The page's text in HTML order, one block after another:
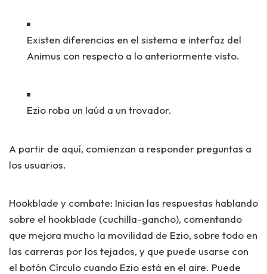
Existen diferencias en el sistema e interfaz del
Animus con respecto a lo anteriormente visto.
Ezio roba un laúd a un trovador.
A partir de aquí, comienzan a responder preguntas a
los usuarios.
Hookblade y combate: Inician las respuestas hablando
sobre el hookblade (cuchilla-gancho), comentando
que mejora mucho la movilidad de Ezio, sobre todo en
las carreras por los tejados, y que puede usarse con
el botón Círculo cuando Ezio está en el aire. Puede